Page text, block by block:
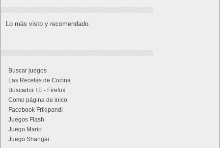
Lo más visto y recomendado
Buscar juegos
Las Recetas de Cocina
Buscador I.E - Firefox
Como página de inico
Facebook Frikipandi
Juegos Flash
Juego Mario
Juego Shangai